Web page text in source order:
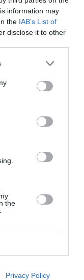
information may
the IAB’s List of
disclose it to other
the
Privacy Policy
είσοδο
8